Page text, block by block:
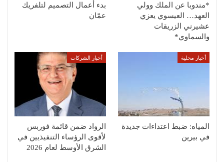
*مندوبا عن الملك وولي
العهد… العيسوي يعزي
عشيرني الزريقات
والسماوي*
بدء أعمال التصميم لتلفريك
عمّان
أخبار محلية
المياه: ضبط اعتداءات جديدة
في بيرين
أخبار الشركات
الرواد ضمن قائمة فوربس
لأقوى الرؤساء التنفيذيين في
الشرق الأوسط لعام 2026